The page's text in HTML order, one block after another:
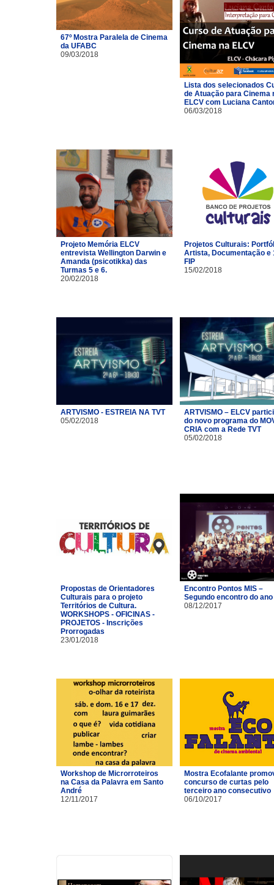
67º Mostra Paralela de Cinema
da UFABC
09/03/2018
Lista dos selecionados
de Atuação para Cinema
ELCV com Luciana
06/03/2018
Projeto Memória ELCV
entrevista Wellington Darwin e
Amanda (psicotikka) das
Turmas 5 e 6.
20/02/2018
Projetos Culturais:
Artista, Documentação e
FIP
15/02/2018
ARTVISMO - ESTREIA NA TVT
05/02/2018
ARTVISMO – ELCV
do novo programa do
CRIA com a Rede TVT
05/02/2018
Propostas de Orientadores
Culturais para o projeto
Territórios de Cultura.
WORKSHOPS - OFICINAS -
PROJETOS - Inscrições
Prorrogadas
23/01/2018
Encontro Pontos MIS –
Segundo encontro do ano
08/12/2017
Workshop de Microrroteiros
na Casa da Palavra em Santo
André
12/11/2017
Mostra Ecofalante
concurso de curtas pelo
terceiro ano consecutivo
06/10/2017